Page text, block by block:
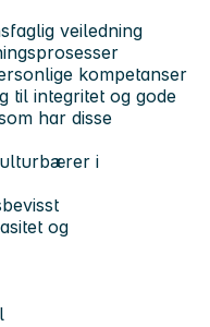
veiledning
kompetanser
til integritet og gode
har disse
i
og